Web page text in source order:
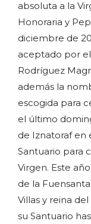
absoluta a la
Honoraria y
diciembre de
aceptado por
Rodríguez
además la
escogida para
el último
de Iznatoraf en
Santuario para
Virgen. Este
de la
Villas y reina
su Santuario